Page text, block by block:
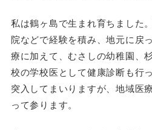
私は鶴ヶ島で生まれ育ちました
院などで経験を積み、地元に戻
療に加えて、むさしの幼稚園、
校の学校医として健康診断も行
突入してまいりますが、地域医
って参ります。